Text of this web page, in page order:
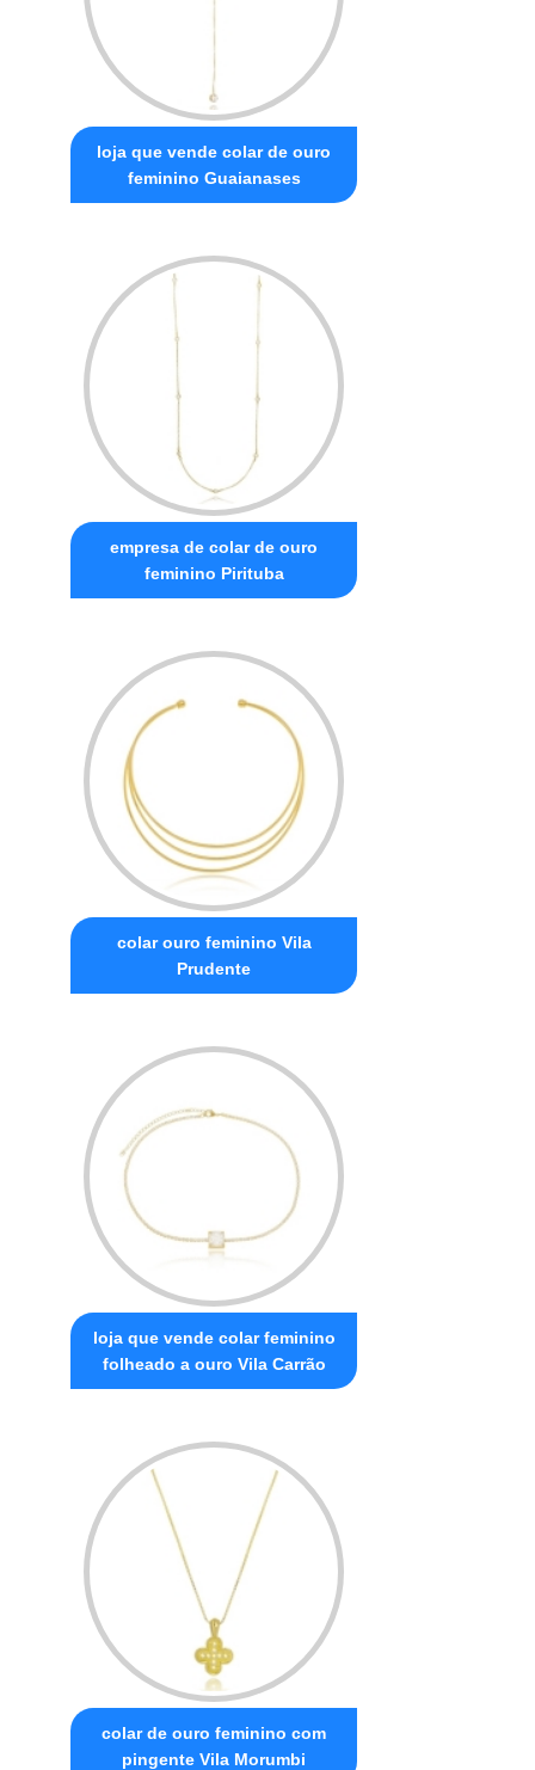
loja que vende colar de ouro
feminino Guaianases
empresa de colar de ouro
feminino Pirituba
colar ouro feminino Vila
Prudente
loja que vende colar feminino
folheado a ouro Vila Carrão
colar de ouro feminino com
pingente Vila Morumbi